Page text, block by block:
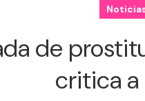
de
critica a